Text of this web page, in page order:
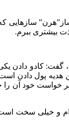
بیشتری ببرم.
گفت: کادو دادن
پول دادن
خواست خود آن
و خیلی سخت